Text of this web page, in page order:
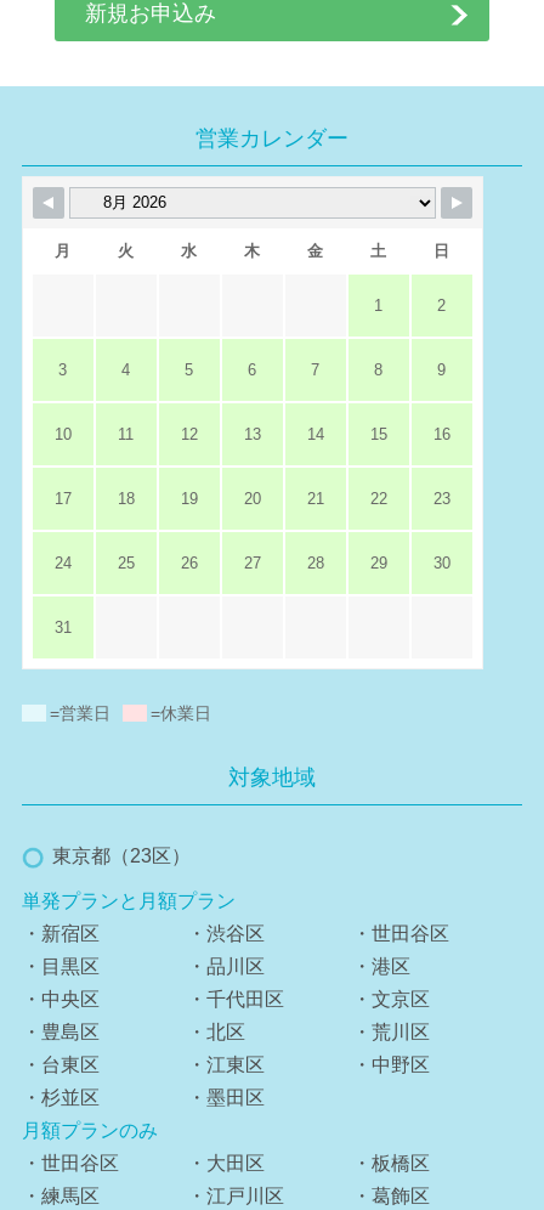
新規お申込み
営業カレンダー
月 火 水 木 金 土 日
1 2
3 4 5 6 7 8 9
10 11 12 13 14 15 16
17 18 19 20 21 22 23
24 25 26 27 28 29 30
31
=営業日 =休業日
対象地域
東京都（23区）
単発プランと月額プラン
・新宿区
・渋谷区
・世田谷区
・目黒区
・品川区
・港区
・中央区
・千代田区
・文京区
・豊島区
・北区
・荒川区
・台東区
・江東区
・中野区
・杉並区
・墨田区
月額プランのみ
・世田谷区
・大田区
・板橋区
・練馬区
・江戸川区 ・葛飾区